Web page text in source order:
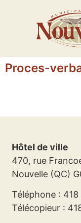
Proces-
Hôtel de ville
470, rue
Nouvelle (QC)
Téléphone :
Télécopieur :